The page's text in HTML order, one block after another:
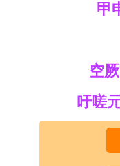
甲
空
吁嗟